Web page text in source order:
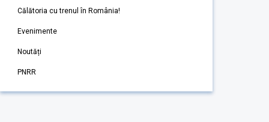
Călătoria cu trenul în România!
Evenimente
Noutăți
PNRR